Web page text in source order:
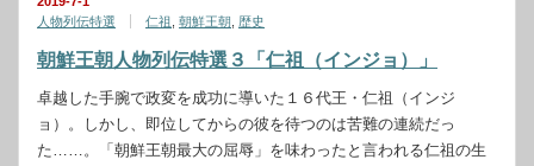
人物列伝特選
仁祖 朝鮮王朝 歴史
朝鮮王朝人物列伝特選３「仁祖（インジョ）」
卓越した手腕で政変を成功に導いた１６代王・仁祖（インジ
ョ）。しかし、即位してからの彼を待つのは苦難の連続だっ
た……。「朝鮮王朝最大の屈辱」を味わったと言われる仁祖の生